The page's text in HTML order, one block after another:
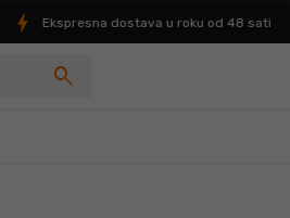
Ekspresna dostava u roku od 48 sati
search